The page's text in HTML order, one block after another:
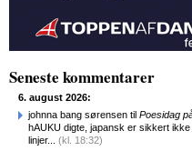
Seneste kommentarer
6. august 2026:
johnna bang sørensen til Poesidag
hAUKU digte, japansk er sikkert
linjer... (kl. 18:32)